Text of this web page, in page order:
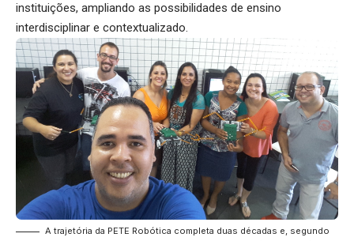
instituições, ampliando as possibilidades de ensino
interdisciplinar e contextualizado.
A trajetória da PETE Robótica completa duas décadas e, segundo